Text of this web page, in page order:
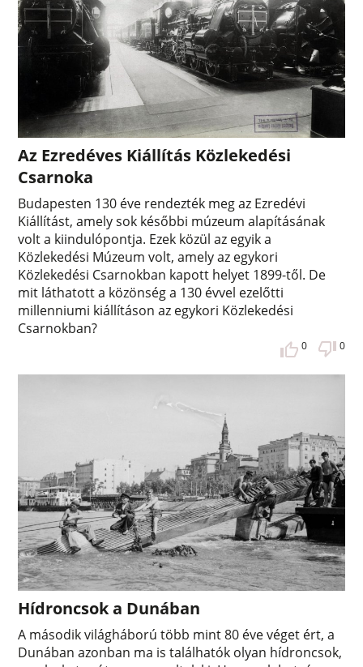
Az Ezredéves Kiállítás Közlekedési
Csarnoka
Budapesten 130 éve rendezték meg az Ezredévi
Kiállítást, amely sok későbbi múzeum alapításának
volt a kiindulópontja. Ezek közül az egyik a
Közlekedési Múzeum volt, amely az egykori
Közlekedési Csarnokban kapott helyet 1899-től. De
mit láthatott a közönség a 130 évvel ezelőtti
millenniumi kiállításon az egykori Közlekedési
Csarnokban?
0 0
Hídroncsok a Dunában
A második világháború több mint 80 éve véget ért, a
Dunában azonban ma is találhatók olyan hídroncsok,